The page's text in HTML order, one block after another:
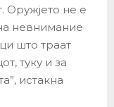
Оружјето не е
невнимание
што траат
туку и за
истакна